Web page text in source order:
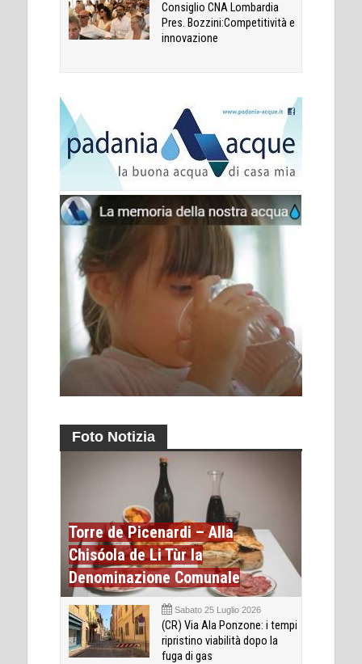
Consiglio CNA Lombardia
Pres. Bozzini:Competitività e
innovazione
Foto Notizia
Torre de Picenardi – Alla
Chisóola de Li Tùr la
Denominazione Comunale
Sabato 25 Luglio 2026
(CR) Via Ala Ponzone: i tempi
ripristino viabilità dopo la
fuga di gas